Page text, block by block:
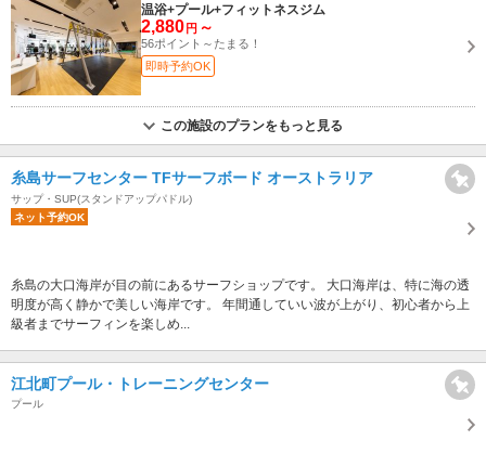
温浴+プール+フィットネスジム
2,880 円 ～
56ポイント～たまる！
即時予約OK
この施設のプランをもっと見る
糸島サーフセンター TFサーフボード オーストラリア
サップ・SUP(スタンドアップパドル)
ネット予約OK
糸島の大口海岸が目の前にあるサーフショップです。 大口海岸は、特に海の透
明度が高く静かで美しい海岸です。 年間通していい波が上がり、初心者から上
級者までサーフィンを楽しめ...
江北町プール・トレーニングセンター
プール